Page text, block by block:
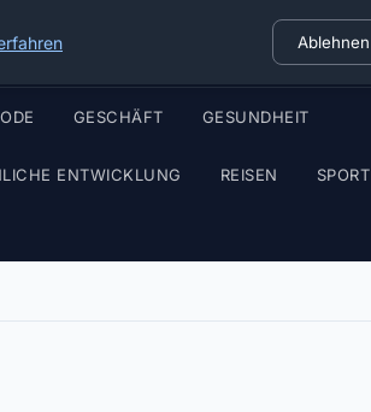
GESCHÄFT GESUNDHEIT
ENTWICKLUNG REISEN SPORT
Ablehnen